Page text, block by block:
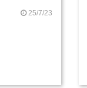
25/7/23